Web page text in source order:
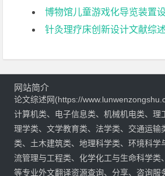
博物馆儿童游戏化导览装置
针灸理疗床创新设计文献综述
网站简介
论文综述网(https://
计算机类、电子信息类、机械机电类、理
理学类、文学教育类、法学类、交通运输
类、土木建筑类、地理科学类、环境科学
流管理与工程类、化学化工与生命科学类
等专业外文翻译资源查询、分享、咨询服